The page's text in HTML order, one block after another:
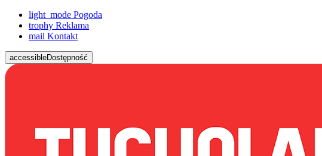
light_mode Pogoda
trophy Reklama
mail Kontakt
accessibleDostępność